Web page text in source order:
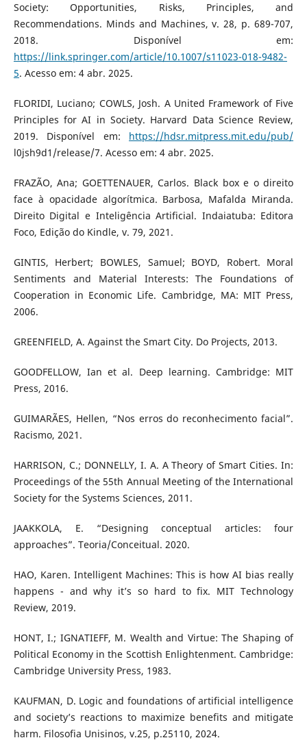
Society: Opportunities, Risks, Principles, and
Recommendations. Minds and Machines, v. 28, p. 689-707,
2018. Disponível em:
https://link.springer.com/article/10.1007/s11023-018-9482-
5. Acesso em: 4 abr. 2025.
FLORIDI, Luciano; COWLS, Josh. A United Framework of Five
Principles for AI in Society. Harvard Data Science Review,
2019. Disponível em: https://hdsr.mitpress.mit.edu/pub/
l0jsh9d1/release/7. Acesso em: 4 abr. 2025.
FRAZÃO, Ana; GOETTENAUER, Carlos. Black box e o direito
face à opacidade algorítmica. Barbosa, Mafalda Miranda.
Direito Digital e Inteligência Artificial. Indaiatuba: Editora
Foco, Edição do Kindle, v. 79, 2021.
GINTIS, Herbert; BOWLES, Samuel; BOYD, Robert. Moral
Sentiments and Material Interests: The Foundations of
Cooperation in Economic Life. Cambridge, MA: MIT Press,
2006.
GREENFIELD, A. Against the Smart City. Do Projects, 2013.
GOODFELLOW, Ian et al. Deep learning. Cambridge: MIT
Press, 2016.
GUIMARÃES, Hellen, “Nos erros do reconhecimento facial”.
Racismo, 2021.
HARRISON, C.; DONNELLY, I. A. A Theory of Smart Cities. In:
Proceedings of the 55th Annual Meeting of the International
Society for the Systems Sciences, 2011.
JAAKKOLA, E. “Designing conceptual articles: four
approaches”. Teoria/Conceitual. 2020.
HAO, Karen. Intelligent Machines: This is how AI bias really
happens - and why it’s so hard to fix. MIT Technology
Review, 2019.
HONT, I.; IGNATIEFF, M. Wealth and Virtue: The Shaping of
Political Economy in the Scottish Enlightenment. Cambridge:
Cambridge University Press, 1983.
KAUFMAN, D. Logic and foundations of artificial intelligence
and society’s reactions to maximize benefits and mitigate
harm. Filosofia Unisinos, v.25, p.25110, 2024.